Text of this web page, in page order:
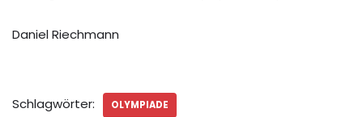
Daniel Riechmann
Schlagwörter: OLYMPIADE